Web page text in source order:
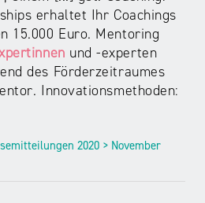
erhaltet Ihr Coachings
15.000 Euro. Mentoring
und -experten
des Förderzeitraumes
Innovationsmethoden:
2020 > November